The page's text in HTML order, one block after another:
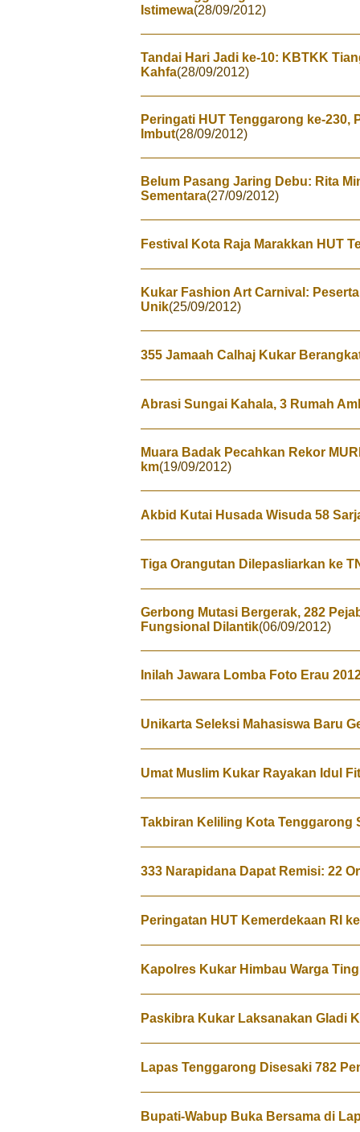
Istimewa(28/09/2012)
Tandai Hari Jadi ke-10: KBTKK
Kahfa(28/09/2012)
Peringati HUT Tenggarong ke-230,
Imbut(28/09/2012)
Belum Pasang Jaring Debu: Rita
Sementara(27/09/2012)
Festival Kota Raja Marakkan HUT
Kukar Fashion Art Carnival:
Unik(25/09/2012)
355 Jamaah Calhaj Kukar
Abrasi Sungai Kahala, 3 Rumah
Muara Badak Pecahkan Rekor
km(19/09/2012)
Akbid Kutai Husada Wisuda 58
Tiga Orangutan Dilepasliarkan ke
Gerbong Mutasi Bergerak, 282
Fungsional Dilantik(06/09/2012)
Inilah Jawara Lomba Foto Erau
Unikarta Seleksi Mahasiswa Baru
Umat Muslim Kukar Rayakan Idul
Takbiran Keliling Kota Tenggarong
333 Narapidana Dapat Remisi: 22
Peringatan HUT Kemerdekaan RI
Kapolres Kukar Himbau Warga
Paskibra Kukar Laksanakan Gladi
Lapas Tenggarong Disesaki 782
Bupati-Wabup Buka Bersama di